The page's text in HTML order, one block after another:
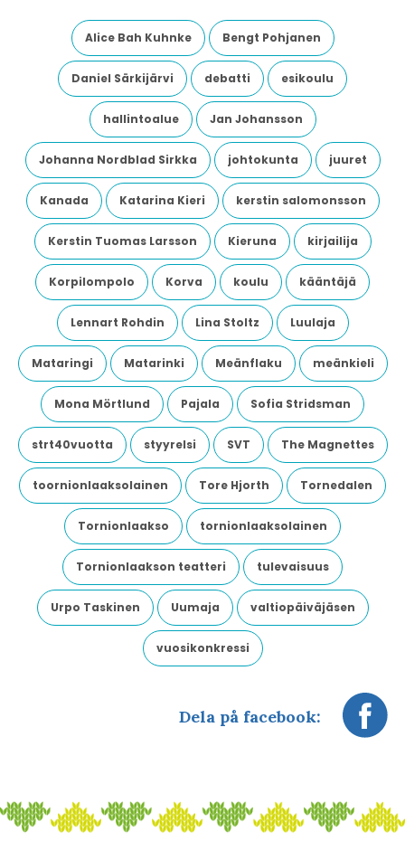
Alice Bah Kuhnke Bengt Pohjanen
Daniel Särkijärvi debatti esikoulu
hallintoalue Jan Johansson
Johanna Nordblad Sirkka johtokunta juuret
Kanada Katarina Kieri kerstin salomonsson
Kerstin Tuomas Larsson Kieruna kirjailija
Korpilompolo Korva koulu kääntäjä
Lennart Rohdin Lina Stoltz Luulaja
Mataringi Matarinki Meänflaku meänkieli
Mona Mörtlund Pajala Sofia Stridsman
strt40vuotta styyrelsi SVT The Magnettes
toornionlaaksolainen Tore Hjorth Tornedalen
Tornionlaakso tornionlaaksolainen
Tornionlaakson teatteri tulevaisuus
Urpo Taskinen Uumaja valtiopäiväjäsen
vuosikonkressi
Dela på facebook: